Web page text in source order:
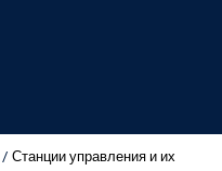
/ Станции управления и их